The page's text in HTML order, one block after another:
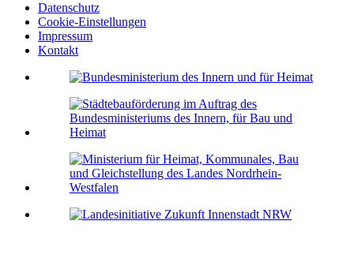
Datenschutz
Cookie-Einstellungen
Impressum
Kontakt